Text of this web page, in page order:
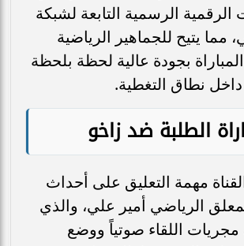
الرقمية الرسمية التابعة لشبكة
مما يتيح للجماهير الرياضية
بجودة عالية لحظة بلحظة
نطاق التغطية.
الطلبة ضد زاخو
مهمة التعليق على أحداث
الرياضي أمير علي، والذي
اللقاء صوتياً ووضع